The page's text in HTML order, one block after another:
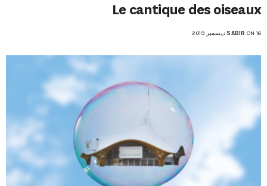
Le cantique des oiseaux
SABIR ON 16 ديسمبر 2019